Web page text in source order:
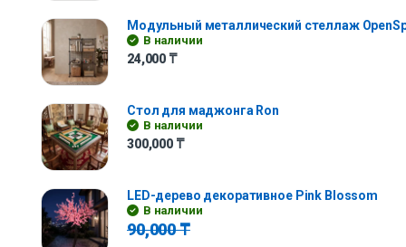
Модульный металлический стеллаж
В наличии
24,000 ₸
Стол для маджонга Ron
В наличии
300,000 ₸
LED-дерево декоративное Pink Blossom
В наличии
90,000₸